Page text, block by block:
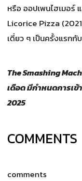
หรือ ออปเพนไฮเมอร์
Licorice Pizza
เดี่ยว ๆ เป็นครั้งแรกกั
The Smashing
เดือด มีกำหนดการเ
2025
COMMENTS
comments